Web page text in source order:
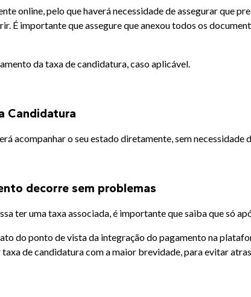
online, pelo que haverá necessidade de assegurar que
É importante que assegure que anexou todos os
da taxa de candidatura, caso aplicável.
Candidatura
acompanhar o seu estado diretamente, sem
decorre sem problemas
ter uma taxa associada, é importante que saiba que só
do ponto de vista da integração do pagamento na
de candidatura com a maior brevidade, para evitar